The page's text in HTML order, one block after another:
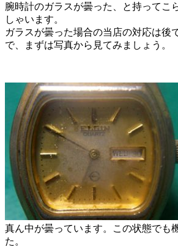
腕時計のガラスが曇った、と持ってこ
しゃいます。
ガラスが曇った場合の当店の対応は後
で、まずは写真から見てみましょう。
真ん中が曇っています。この状態でも
た。